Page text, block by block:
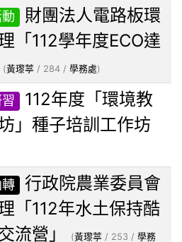
財團法人電路板環
「112學年度ECO達
(黃瓈葶 / 284 / 學務處)
112年度「環境教
」種子培訓工作坊
行政院農業委員會
「112年水土保持酷
流營」
(黃瓈葶 / 253 / 學務